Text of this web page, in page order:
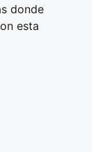
donde
esta